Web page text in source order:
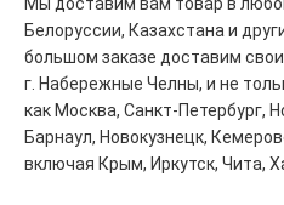
Белоруссии, Казахстана и
большом заказе доставим
г. Набережные Челны, и не
как Москва, Санкт-Петербург,
Барнаул, Новокузнецк,
включая Крым, Иркутск, Чита,